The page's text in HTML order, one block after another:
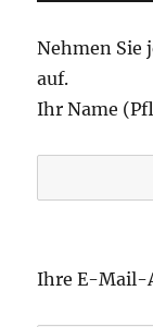
Nehmen Sie
auf.
Ihr Name
i
Ihre E-Mail-